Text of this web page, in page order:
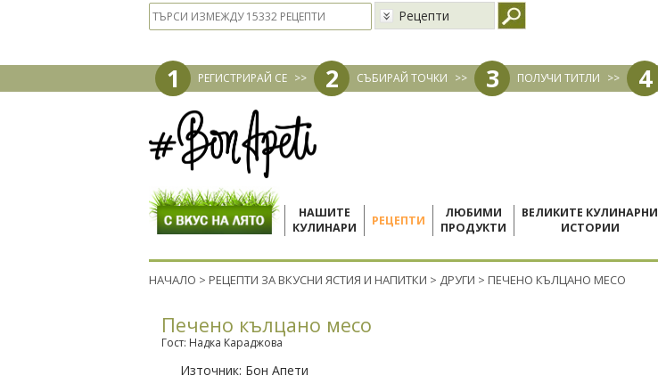
Рецепти
1 РЕГИСТРИРАЙ СЕ >> 2 СЪБИРАЙ ТОЧКИ >> 3 ПОЛУЧИ ТИТЛИ >> 4
НАШИТЕ
КУЛИНАРИ
РЕЦЕПТИ
ЛЮБИМИ
ПРОДУКТИ
ВЕЛИКИТЕ КУЛИНАРНИ
ИСТОРИИ
НАЧАЛО > РЕЦЕПТИ ЗА ВКУСНИ ЯСТИЯ И НАПИТКИ > ДРУГИ > ПЕЧЕНО КЪЛЦАНО МЕСО
Печено кълцано месо
Гост: Надка Караджова
Източник: Бон Апети